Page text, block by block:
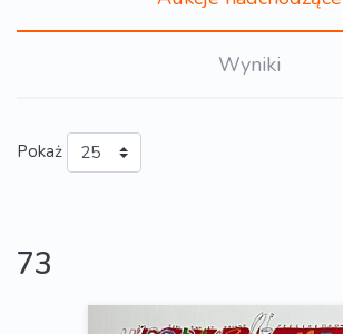
Wyniki
Pokaż
73